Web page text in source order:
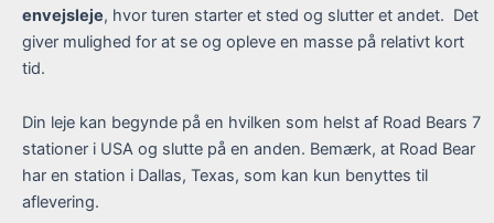
envejsleje, hvor turen starter et sted og slutter et andet. Det
giver mulighed for at se og opleve en masse på relativt kort
tid.
Din leje kan begynde på en hvilken som helst af Road Bears 7
stationer i USA og slutte på en anden. Bemærk, at Road Bear
har en station i Dallas, Texas, som kan kun benyttes til
aflevering.